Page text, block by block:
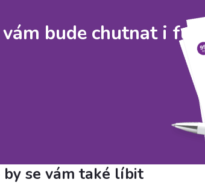
bude chutnat i